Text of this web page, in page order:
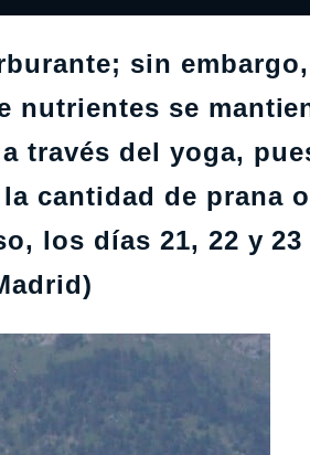
sin
nutrientes se
través del yoga,
cantidad de prana
los días 21, 22 y 23